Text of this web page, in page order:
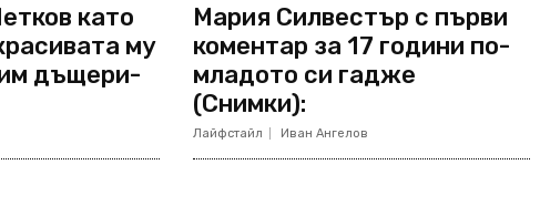
като
му
дъщери-
Мария Силвестър с първи
коментар за 17 години по-
младото си гадже
(Снимки):
Лайфстайл Иван Ангелов